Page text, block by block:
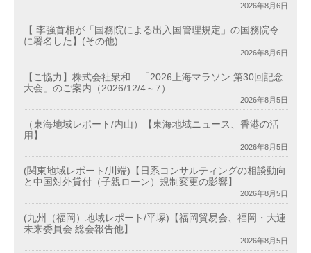
2026年8月6日
【 李強首相が「国務院による出入国管理規定」の国務院令
に署名した】(その他)
2026年8月6日
【ご協力】株式会社衆和 「2026上海マラソン 第30回記念
大会」のご案内（2026/12/4～7）
2026年8月5日
（東海地域レポート/内山）【東海地域ニュース、香港の活
用】
2026年8月5日
(関東地域レポート/川端)【日系コンサルティングの相談動向
と中国対外貸付（子親ローン）規制変更の影響】
2026年8月5日
(九州（福岡）地域レポート/平塚)【福岡貿易会、福岡・大連
未来委員会 総会報告他】
2026年8月5日